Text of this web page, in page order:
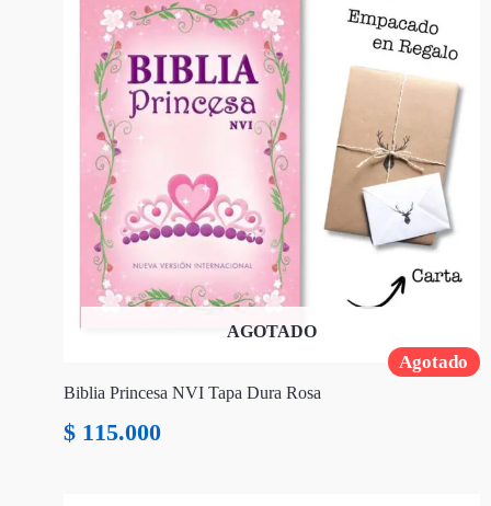
Agotado
AGOTADO
Biblia Princesa NVI Tapa Dura Rosa
$ 115.000